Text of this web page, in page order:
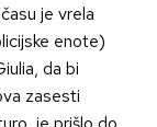
je vrela
enote)
da bi
zasesti